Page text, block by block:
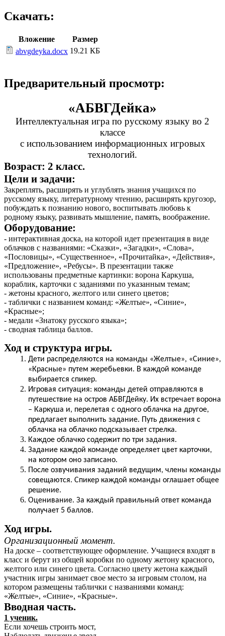
Скачать:
Вложение
Размер
abvgdeyka.docx 19.21 КБ
Предварительный просмотр:
«АБВГДейка»
Интеллектуальная игра по русскому языку во 2
классе
с использованием информационных игровых
технологий.
Возраст: 2 класс.
Цели и задачи:
Закреплять, расширять и углублять знания учащихся по
русскому языку, литературному чтению, расширять кругозор,
побуждать к познанию нового, воспитывать любовь к
родному языку, развивать мышление, память, воображение.
Оборудование:
- интерактивная доска, на которой идет презентация в виде
облачков с названиями: «Сказки», «Загадки», «Слова»,
«Пословицы», «Существенное», «Прочитайка», «Действия»,
«Предложение», «Ребусы». В презентации также
использованы предметные картинки: ворона Каркуша,
кораблик, карточки с заданиями по указанным темам;
- жетоны красного, желтого или синего цветов;
- таблички с названием команд: «Желтые», «Синие»,
«Красные»;
- медали «Знатоку русского языка»;
- сводная таблица баллов.
Ход и структура игры.
Дети распределяются на команды «Желтые», «Синие»,
«Красные» путем жеребьевки. В каждой команде
выбирается спикер.
Игровая ситуация: команды детей отправляются в
путешествие на остров АБВГДейку. Их встречает ворона
– Каркуша и, перелетая с одного облачка на другое,
предлагает выполнить задание. Путь движения с
облачка на облачко подсказывает стрелка.
Каждое облачко содержит по три задания.
Задание каждой команде определяет цвет карточки,
на котором оно записано.
После озвучивания заданий ведущим, члены команды
совещаются. Спикер каждой команды оглашает общее
решение.
Оценивание. За каждый правильный ответ команда
получает 5 баллов.
Ход игры.
Организационный момент.
На доске – соответствующее оформление. Учащиеся входят в
класс и берут из общей коробки по одному жетону красного,
желтого или синего цвета. Согласно цвету жетона каждый
участник игры занимает свое место за игровым столом, на
котором размещены таблички с названиями команд:
«Желтые», «Синие», «Красные».
Вводная часть.
1 ученик.
Если хочешь строить мост,